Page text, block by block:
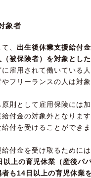
象者
、 出生後休業支援給付
被保険者）を対象とし
に雇用されて働いている
フリーランスの人は対象
則として雇用保険には
付金の対象外となりま
付を受けることができま
付金を受け取るためには
以上の育児休業（産後パ
も14日以上の育児休業